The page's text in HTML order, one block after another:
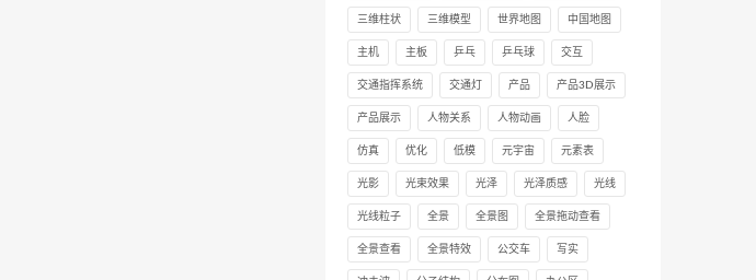
三维柱状 三维模型 世界地图 中国地图
主机 主板 乒乓 乒乓球 交互
交通指挥系统 交通灯 产品 产品3D展示
产品展示 人物关系 人物动画 人脸
仿真 优化 低模 元宇宙 元素表
光影 光束效果 光泽 光泽质感 光线
光线粒子 全景 全景图 全景拖动查看
全景查看 全景特效 公交车 写实